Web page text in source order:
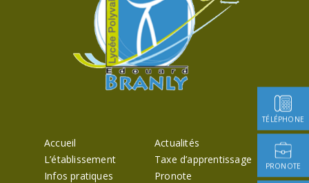
Accueil
L’établissement
Infos pratiques
Actualités
Taxe d’apprentissage
Pronote
TÉLÉPHONE
PRONOTE